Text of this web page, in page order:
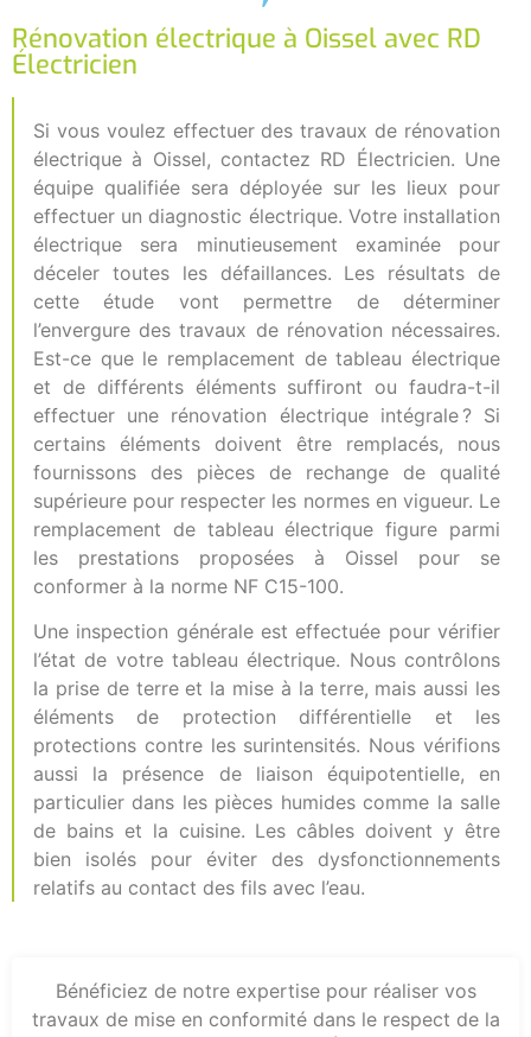
Rénovation électrique à Oissel avec RD
Électricien
Si vous voulez effectuer des travaux de rénovation
électrique à Oissel, contactez RD Électricien. Une
équipe qualifiée sera déployée sur les lieux pour
effectuer un diagnostic électrique. Votre installation
électrique sera minutieusement examinée pour
déceler toutes les défaillances. Les résultats de
cette étude vont permettre de déterminer
l’envergure des travaux de rénovation nécessaires.
Est-ce que le remplacement de tableau électrique
et de différents éléments suffiront ou faudra-t-il
effectuer une rénovation électrique intégrale ? Si
certains éléments doivent être remplacés, nous
fournissons des pièces de rechange de qualité
supérieure pour respecter les normes en vigueur. Le
remplacement de tableau électrique figure parmi
les prestations proposées à Oissel pour se
conformer à la norme NF C15-100.
Une inspection générale est effectuée pour vérifier
l’état de votre tableau électrique. Nous contrôlons
la prise de terre et la mise à la terre, mais aussi les
éléments de protection différentielle et les
protections contre les surintensités. Nous vérifions
aussi la présence de liaison équipotentielle, en
particulier dans les pièces humides comme la salle
de bains et la cuisine. Les câbles doivent y être
bien isolés pour éviter des dysfonctionnements
relatifs au contact des fils avec l’eau.
Bénéficiez de notre expertise pour réaliser vos
travaux de mise en conformité dans le respect de la